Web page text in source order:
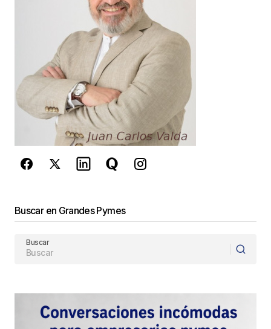
Guarda mi nombre, correo electrónico y web en
este navegador para la próxima vez que
comente.
Este sitio esta protegido por
reCAPTCHA y laPolítica de
privacidady losTérminos del servicio
de Google se aplican.
Buscar en Grandes Pymes
Buscar